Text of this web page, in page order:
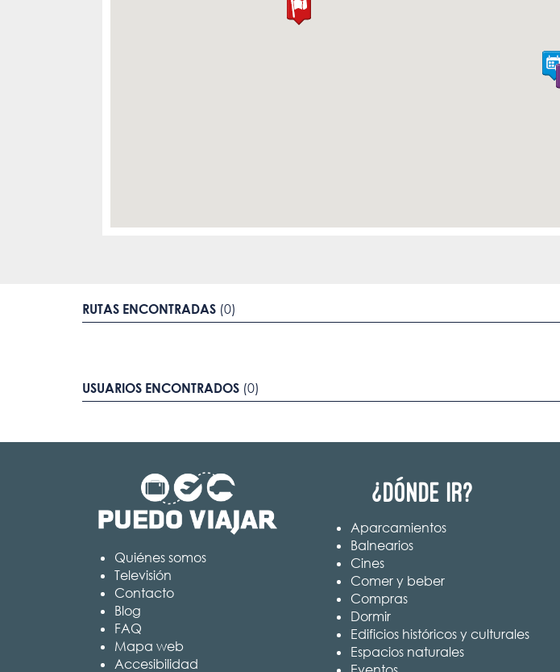
RUTAS ENCONTRADAS (0)
USUARIOS ENCONTRADOS (0)
Quiénes somos
Televisión
Contacto
Blog
FAQ
Mapa web
Accesibilidad
¿Dónde ir?
Aparcamientos
Balnearios
Cines
Comer y beber
Compras
Dormir
Edificios históricos y culturales
Espacios naturales